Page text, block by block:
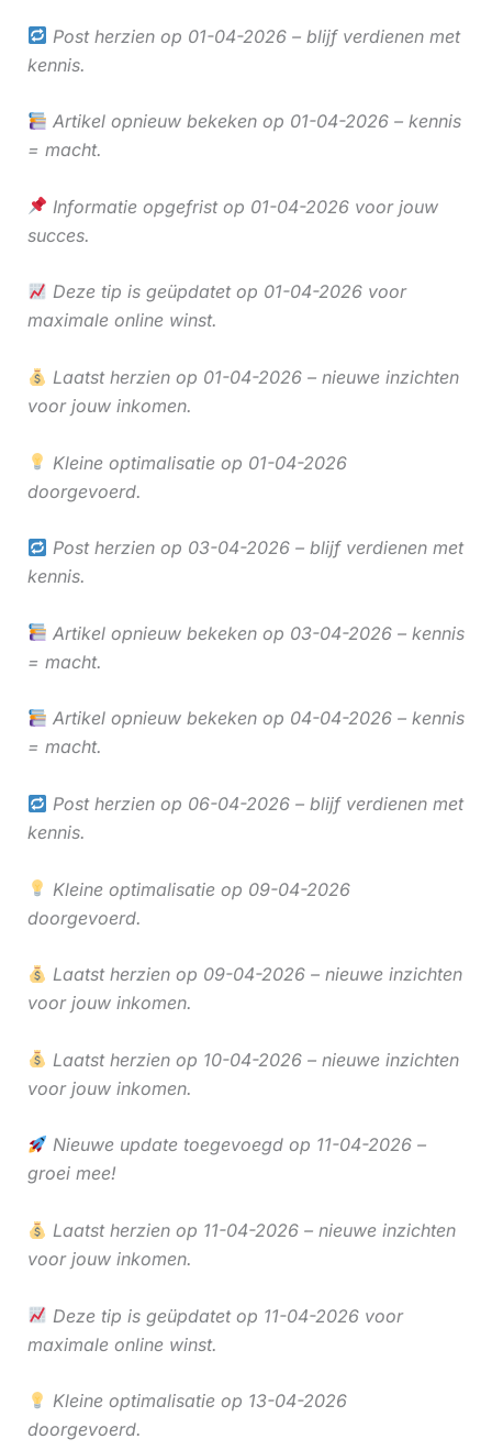
Post herzien op 01-04-2026 – blijf verdienen met
kennis.
Artikel opnieuw bekeken op 01-04-2026 – kennis
= macht.
Informatie opgefrist op 01-04-2026 voor jouw
succes.
Deze tip is geüpdatet op 01-04-2026 voor
maximale online winst.
Laatst herzien op 01-04-2026 – nieuwe inzichten
voor jouw inkomen.
Kleine optimalisatie op 01-04-2026
doorgevoerd.
Post herzien op 03-04-2026 – blijf verdienen met
kennis.
Artikel opnieuw bekeken op 03-04-2026 – kennis
= macht.
Artikel opnieuw bekeken op 04-04-2026 – kennis
= macht.
Post herzien op 06-04-2026 – blijf verdienen met
kennis.
Kleine optimalisatie op 09-04-2026
doorgevoerd.
Laatst herzien op 09-04-2026 – nieuwe inzichten
voor jouw inkomen.
Laatst herzien op 10-04-2026 – nieuwe inzichten
voor jouw inkomen.
Nieuwe update toegevoegd op 11-04-2026 –
groei mee!
Laatst herzien op 11-04-2026 – nieuwe inzichten
voor jouw inkomen.
Deze tip is geüpdatet op 11-04-2026 voor
maximale online winst.
Kleine optimalisatie op 13-04-2026
doorgevoerd.